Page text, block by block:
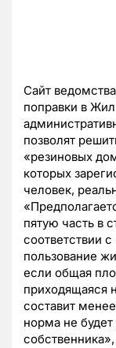
Сайт
поправки в
позволят
«резиновых
которых
человек,
пятую часть в
соответствии
пользование
если общая
приходящаяся
составит
норма не